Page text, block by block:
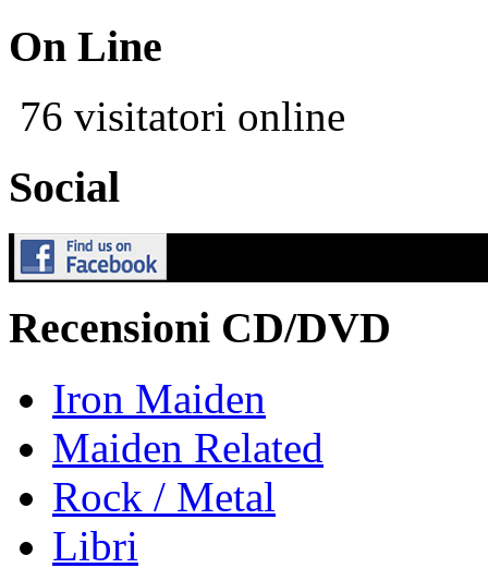
On Line
76 visitatori online
Social
Recensioni CD/DVD
Iron Maiden
Maiden Related
Rock / Metal
Libri